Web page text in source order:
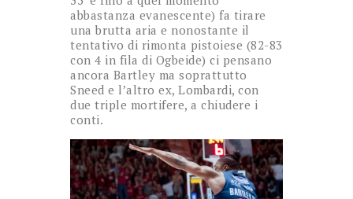
abbastanza evanescente) fa tirare
una brutta aria e nonostante il
tentativo di rimonta pistoiese (82-83
con 4 in fila di Ogbeide) ci pensano
ancora Bartley ma soprattutto
Sneed e l’altro ex, Lombardi, con
due triple mortifere, a chiudere i
conti.